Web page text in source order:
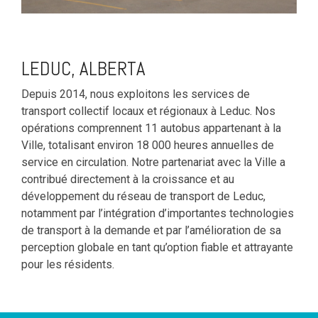
LEDUC, ALBERTA
Depuis 2014, nous exploitons les services de
transport collectif locaux et régionaux à Leduc. Nos
opérations comprennent 11 autobus appartenant à la
Ville, totalisant environ 18 000 heures annuelles de
service en circulation. Notre partenariat avec la Ville a
contribué directement à la croissance et au
développement du réseau de transport de Leduc,
notamment par l’intégration d’importantes technologies
de transport à la demande et par l’amélioration de sa
perception globale en tant qu’option fiable et attrayante
pour les résidents.